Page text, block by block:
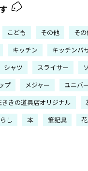
こども その他
そ
キッチン
キッチンバ
シャツ スライサー
プ メジャー
ユニバ
ききの道具店オリジナル
し 本 筆記具